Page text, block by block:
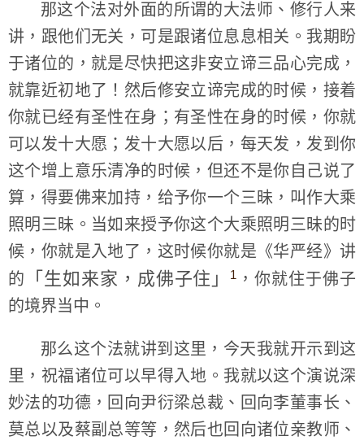
那这个法对外面的所谓的大法师、修行人来
讲，跟他们无关，可是跟诸位息息相关。我期盼
于诸位的，就是尽快把这非安立谛三品心完成，
就靠近初地了！然后修安立谛完成的时候，接着
你就已经有圣性在身；有圣性在身的时候，你就
可以发十大愿；发十大愿以后，每天发，发到你
这个增上意乐清净的时候，但还不是你自己说了
算，得要佛来加持，给予你一个三昧，叫作大乘
照明三昧。当如来授予你这个大乘照明三昧的时
候，你就是入地了，这时候你就是《华严经》讲
的
「生如来家，成佛子住」 1 ，你就住于佛子
的境界当中。
那么这个法就讲到这里，今天我就开示到这
里，祝福诸位可以早得入地。我就以这个演说深
妙法的功德，回向尹衍梁总裁、回向李董事长、
莫总以及蔡副总等等，然后也回向诸位亲教师、